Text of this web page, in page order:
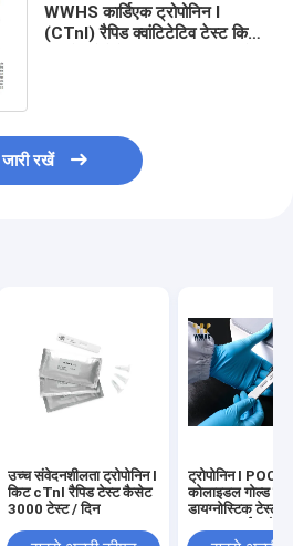
WWHS कार्डिएक ट्रोपोनिन I
(CTnI) रैपिड क्वांटिटेटिव टेस्ट किट
जारी रखें
उच्च संवेदनशीलता ट्रोपोनिन I
किट cTnI रैपिड टेस्ट कैसेट
3000 टेस्ट / दिन
ट्रोपोनिन I
कोलाइडल गोल्ड
डायग्नोस्टिक टेस्ट
एनालाइज़र